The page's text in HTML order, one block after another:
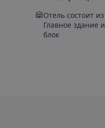
Отель состоит из
Главное здание и
блок